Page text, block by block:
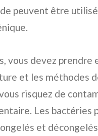
peuvent être
vous devez prendre
et les méthodes
risquez de
Les bactéries
et